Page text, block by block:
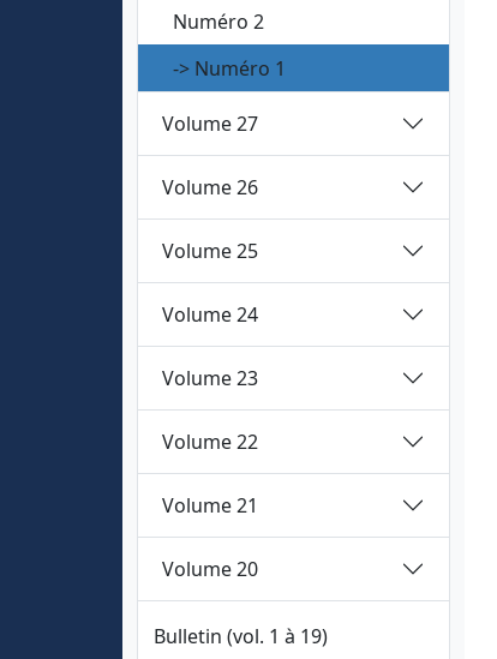
Numéro 2
-> Numéro 1
Volume 27
Volume 26
Volume 25
Volume 24
Volume 23
Volume 22
Volume 21
Volume 20
Bulletin (vol. 1 à 19)